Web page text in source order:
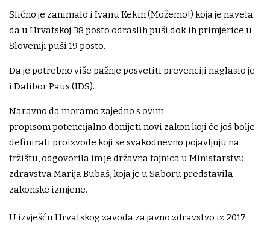
Slično je zanimalo i Ivanu Kekin (Možemo!) koja je navela
da u Hrvatskoj 38 posto odraslih puši dok ih primjerice u
Sloveniji puši 19 posto.
Da je potrebno više pažnje posvetiti prevenciji naglasio je
i Dalibor Paus (IDS).
Naravno da moramo zajedno s ovim
propisom potencijalno donijeti novi zakon koji će još bolje
definirati proizvode koji se svakodnevno pojavljuju na
tržištu, odgovorila im je državna tajnica u Ministarstvu
zdravstva Marija Bubaš, koja je u Saboru predstavila
zakonske izmjene.
U izvješću Hrvatskog zavoda za javno zdravstvo iz 2017.